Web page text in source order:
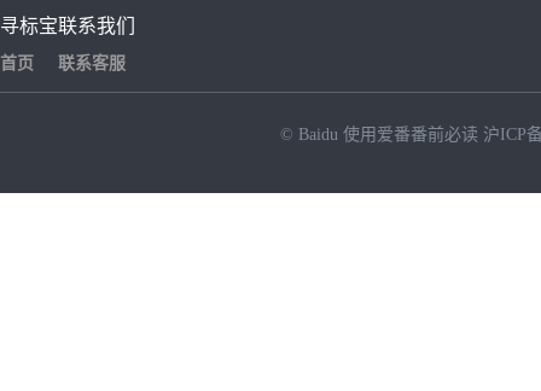
寻标宝
首页
联系我们
联系客服
© Baidu 使用爱番番前必读 沪ICP